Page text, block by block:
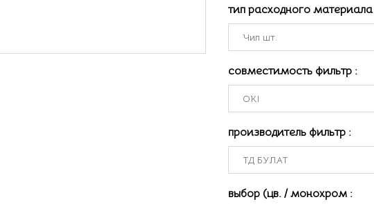
тип расходного материала
совместимость фильтр :
производитель фильтр :
выбор (цв. / монохром :